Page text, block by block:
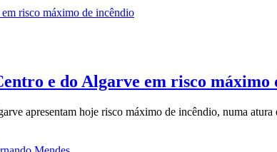
e do Algarve em risco máximo
apresentam hoje risco máximo de incêndio, numa